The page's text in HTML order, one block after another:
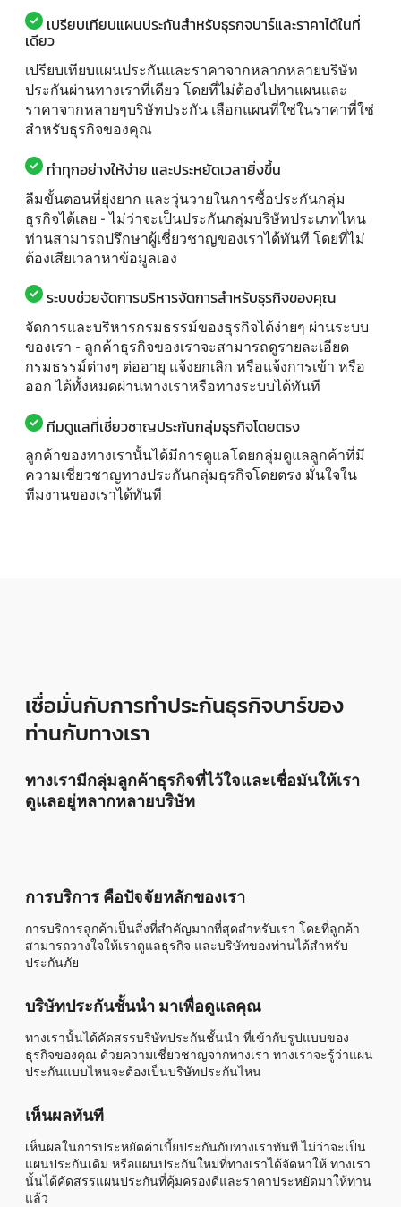
เปรียบเทียบแผนประกันสำหรับธุรกจบาร์และราคาได้ในที่
เดียว
เปรียบเทียบแผนประกันและราคาจากหลากหลายบริษัท
ประกันผ่านทางเราที่เดียว โดยที่ไม่ต้องไปหาแผนและ
ราคาจากหลายๆบริษัทประกัน เลือกแผนที่ใช่ในราคาที่ใช่
สำหรับธุรกิจของคุณ
ทำทุกอย่างให้ง่าย และประหยัดเวลายิ่งขึ้น
ลืมขั้นตอนที่ยุ่งยาก และวุ่นวายในการซื้อประกันกลุ่ม
ธุรกิจได้เลย - ไม่ว่าจะเป็นประกันกลุ่มบริษัทประเภทไหน
ท่านสามารถปรึกษาผู้เชี่ยวชาญของเราได้ทันที โดยที่ไม่
ต้องเสียเวลาหาข้อมูลเอง
ระบบช่วยจัดการบริหารจัดการสำหรับธุรกิจของคุณ
จัดการและบริหารกรมธรรม์ของธุรกิจได้ง่ายๆ ผ่านระบบ
ของเรา - ลูกค้าธุรกิจของเราจะสามารถดูรายละเอียด
กรมธรรม์ต่างๆ ต่ออายุ แจ้งยกเลิก หรือแจ้งการเข้า หรือ
ออก ได้ทั้งหมดผ่านทางเราหรือทางระบบได้ทันที
ทีมดูแลที่เชี่ยวชาญประกันกลุ่มธุรกิจโดยตรง
ลูกค้าของทางเรานั้นได้มีการดูแลโดยกลุ่มดูแลลูกค้าที่มี
ความเชี่ยวชาญทางประกันกลุ่มธุรกิจโดยตรง มั่นใจใน
ทีมงานของเราได้ทันที
เชื่อมั่นกับการทำประกันธุรกิจบาร์ของ
ท่านกับทางเรา
ทางเรามีกลุ่มลูกค้าธุรกิจที่ไว้ใจและเชื่อมันให้เรา
ดูแลอยู่หลากหลายบริษัท
การบริการ คือปัจจัยหลักของเรา
การบริการลูกค้าเป็นสิ่งที่สำคัญมากที่สุดสำหรับเรา โดยที่ลูกค้า
สามารถวางใจให้เราดูแลธุรกิจ และบริษัทของท่านได้สำหรับ
ประกันภัย
บริษัทประกันชั้นนำ มาเพื่อดูแลคุณ
ทางเรานั้นได้คัดสรรบริษัทประกันชั้นนำ ที่เข้ากับรูปแบบของ
ธุรกิจของคุณ ด้วยความเชี่ยวชาญจากทางเรา ทางเราจะรู้ว่าแผน
ประกันแบบไหนจะต้องเป็นบริษัทประกันไหน
เห็นผลทันที
เห็นผลในการประหยัดค่าเบี้ยประกันกับทางเราทันที ไม่ว่าจะเป็น
แผนประกันเดิม หรือแผนประกันใหม่ที่ทางเราได้จัดหาให้ ทางเรา
นั้นได้คัดสรรแผนประกันที่คุ้มครองดีและราคาประหยัดมาให้ท่าน
แล้ว